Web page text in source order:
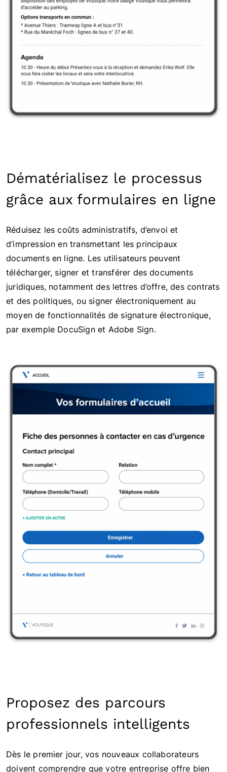
Dématérialisez le processus
grâce aux formulaires en ligne
Réduisez les coûts administratifs, d’envoi et
d’impression en transmettant les principaux
documents en ligne. Les utilisateurs peuvent
télécharger, signer et transférer des documents
juridiques, notamment des lettres d’offre, des contrats
et des politiques, ou signer électroniquement au
moyen de fonctionnalités de signature électronique,
par exemple DocuSign et Adobe Sign.
Proposez des parcours
professionnels intelligents
Dès le premier jour, vos nouveaux collaborateurs
doivent comprendre que votre entreprise offre bien